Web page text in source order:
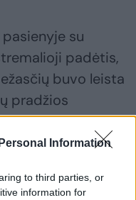
Information
to third parties, or
information for
su
padėtis,
buvo leista
pradžios
neteisėtai
bandymų kirsti